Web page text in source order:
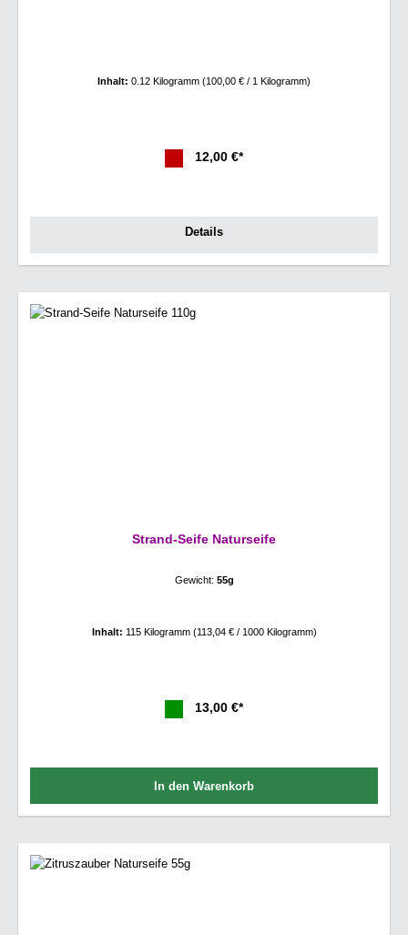
Inhalt: 0.12 Kilogramm (100,00 € / 1 Kilogramm)
12,00 €*
Details
Strand-Seife Naturseife
Gewicht: 55g
Inhalt: 115 Kilogramm (113,04 € / 1000 Kilogramm)
13,00 €*
In den Warenkorb